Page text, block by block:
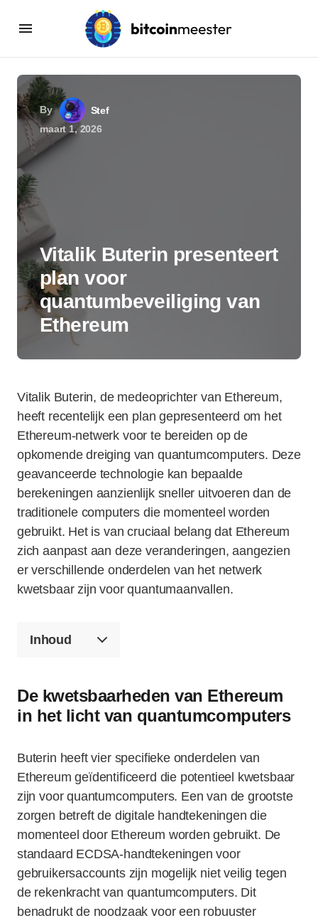
By
Stef
maart 1, 2026
Vitalik Buterin presenteert
plan voor
quantumbeveiliging van
Ethereum
Vitalik Buterin, de medeoprichter van Ethereum,
heeft recentelijk een plan gepresenteerd om het
Ethereum-netwerk voor te bereiden op de
opkomende dreiging van quantumcomputers. Deze
geavanceerde technologie kan bepaalde
berekeningen aanzienlijk sneller uitvoeren dan de
traditionele computers die momenteel worden
gebruikt. Het is van cruciaal belang dat Ethereum
zich aanpast aan deze veranderingen, aangezien
er verschillende onderdelen van het netwerk
kwetsbaar zijn voor quantumaanvallen.
Inhoud
De kwetsbaarheden van Ethereum
in het licht van quantumcomputers
Buterin heeft vier specifieke onderdelen van
Ethereum geïdentificeerd die potentieel kwetsbaar
zijn voor quantumcomputers. Een van de grootste
zorgen betreft de digitale handtekeningen die
momenteel door Ethereum worden gebruikt. De
standaard ECDSA-handtekeningen voor
gebruikersaccounts zijn mogelijk niet veilig tegen
de rekenkracht van quantumcomputers. Dit
benadrukt de noodzaak voor een robuuster